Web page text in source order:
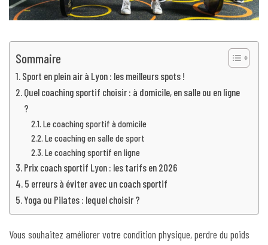
Sommaire
Sport en plein air à Lyon : les meilleurs spots !
Quel coaching sportif choisir : à domicile, en salle ou en ligne
?
Le coaching sportif à domicile
Le coaching en salle de sport
Le coaching sportif en ligne
Prix coach sportif Lyon : les tarifs en 2026
5 erreurs à éviter avec un coach sportif
Yoga ou Pilates : lequel choisir ?
Vous souhaitez améliorer votre condition physique, perdre du poids